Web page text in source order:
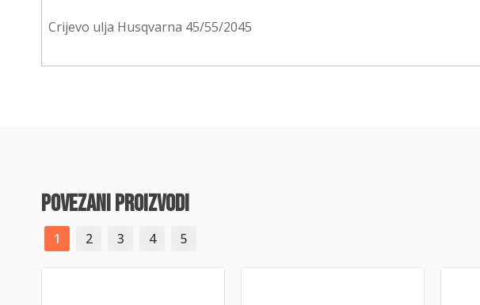
Crijevo ulja Husqvarna 45/55/2045
povezani proizvodi
1 2 3 4 5